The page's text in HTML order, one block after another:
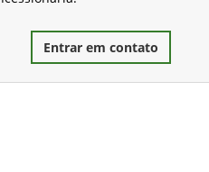
Entrar em contato